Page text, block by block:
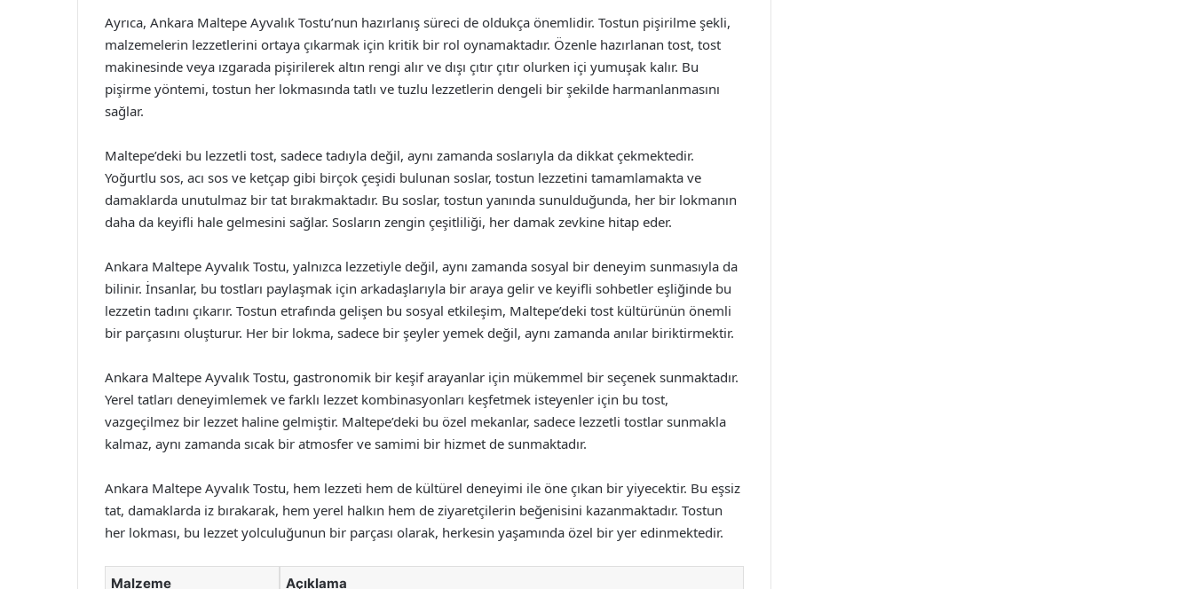
Ayrıca, Ankara Maltepe Ayvalık Tostu’nun hazırlanış süreci de oldukça önemlidir. Tostun pişirilme şekli,
malzemelerin lezzetlerini ortaya çıkarmak için kritik bir rol oynamaktadır. Özenle hazırlanan tost, tost
makinesinde veya ızgarada pişirilerek altın rengi alır ve dışı çıtır çıtır olurken içi yumuşak kalır. Bu
pişirme yöntemi, tostun her lokmasında tatlı ve tuzlu lezzetlerin dengeli bir şekilde harmanlanmasını
sağlar.
Maltepe’deki bu lezzetli tost, sadece tadıyla değil, aynı zamanda soslarıyla da dikkat çekmektedir.
Yoğurtlu sos, acı sos ve ketçap gibi birçok çeşidi bulunan soslar, tostun lezzetini tamamlamakta ve
damaklarda unutulmaz bir tat bırakmaktadır. Bu soslar, tostun yanında sunulduğunda, her bir lokmanın
daha da keyifli hale gelmesini sağlar. Sosların zengin çeşitliliği, her damak zevkine hitap eder.
Ankara Maltepe Ayvalık Tostu, yalnızca lezzetiyle değil, aynı zamanda sosyal bir deneyim sunmasıyla da
bilinir. İnsanlar, bu tostları paylaşmak için arkadaşlarıyla bir araya gelir ve keyifli sohbetler eşliğinde bu
lezzetin tadını çıkarır. Tostun etrafında gelişen bu sosyal etkileşim, Maltepe’deki tost kültürünün önemli
bir parçasını oluşturur. Her bir lokma, sadece bir şeyler yemek değil, aynı zamanda anılar biriktirmektir.
Ankara Maltepe Ayvalık Tostu, gastronomik bir keşif arayanlar için mükemmel bir seçenek sunmaktadır.
Yerel tatları deneyimlemek ve farklı lezzet kombinasyonları keşfetmek isteyenler için bu tost,
vazgeçilmez bir lezzet haline gelmiştir. Maltepe’deki bu özel mekanlar, sadece lezzetli tostlar sunmakla
kalmaz, aynı zamanda sıcak bir atmosfer ve samimi bir hizmet de sunmaktadır.
Ankara Maltepe Ayvalık Tostu, hem lezzeti hem de kültürel deneyimi ile öne çıkan bir yiyecektir. Bu eşsiz
tat, damaklarda iz bırakarak, hem yerel halkın hem de ziyaretçilerin beğenisini kazanmaktadır. Tostun
her lokması, bu lezzet yolculuğunun bir parçası olarak, herkesin yaşamında özel bir yer edinmektedir.
Malzeme Açıklama